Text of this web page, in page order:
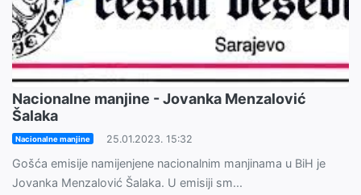
Nacionalne manjine - Jovanka Menzalović
Šalaka
Nacionalne manjine 25.01.2023. 15:32
Gošća emisije namijenjene nacionalnim manjinama u BiH je
Jovanka Menzalović Šalaka. U emisiji sm...